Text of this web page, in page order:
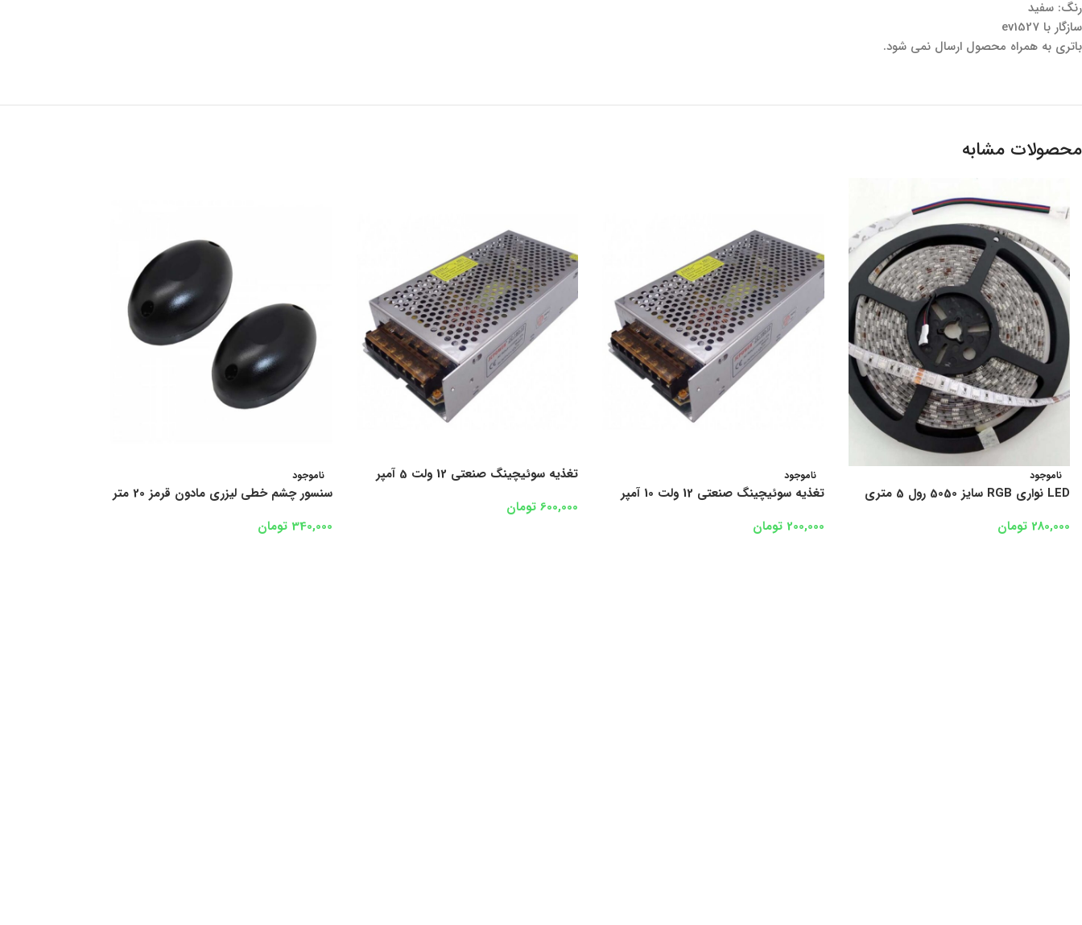
رنگ: سفید
سازگار با ev1527
باتری به همراه محصول ارسال نمی شود.
محصولات مشابه
ناموجود
LED نواری RGB سایز 5050 رول 5 متری
280,000 تومان
ناموجود
تغذیه سوئیچینگ صنعتی 12 ولت 10 آمپر
200,000 تومان
تغذیه سوئیچینگ صنعتی 12 ولت 5 آمپر
600,000 تومان
ناموجود
سنسور چشم خطی لیزری مادون قرمز 20 متر
340,000 تومان